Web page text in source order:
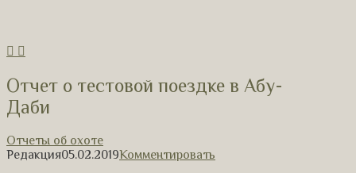
Отчет о тестовой поездке в Абу-
Даби
Отчеты об охоте
Редакция05.02.2019Комментировать